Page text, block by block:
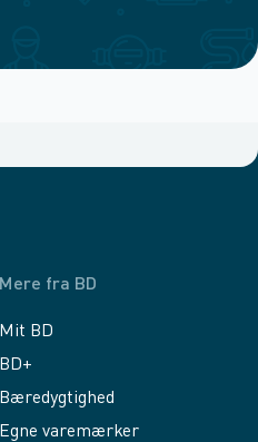
Mere fra BD
Mit BD
BD+
Bæredygtighed
Egne varemærker